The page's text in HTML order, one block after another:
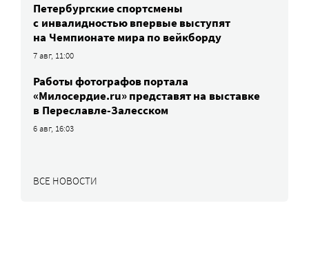
Петербургские спортсмены
c инвалидностью впервые выступят
на Чемпионате мира по вейкборду
7 авг, 11:00
Работы фотографов портала
«Милосердие.ru» представят на выставке
в Переславле-Залесском
6 авг, 16:03
ВСЕ НОВОСТИ